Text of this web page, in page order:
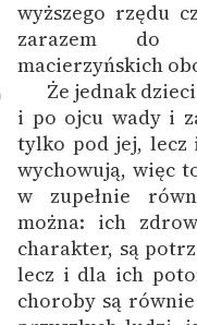
wyższego rzędu
zarazem do
macierzyńskich
Że jednak
i po ojcu wady i
tylko pod jej, lecz
wychowują, więc
w zupełnie
można: ich
charakter, są
lecz i dla ich
choroby są